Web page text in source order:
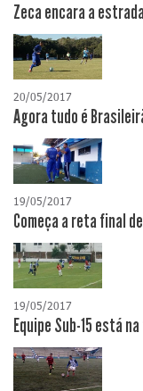
Zeca encara a
20/05/2017
Agora tudo é
19/05/2017
Começa a reta final
19/05/2017
Equipe Sub-15 está